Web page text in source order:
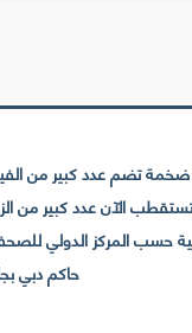
تضم عدد كبير من
حاكم دبي بجائزة